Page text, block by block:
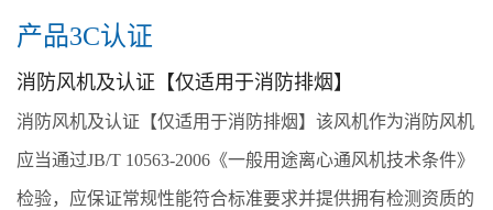
产品3C认证
消防风机及认证【仅适用于消防排烟】
消防风机及认证【仅适用于消防排烟】该风机作为消防风机
应当通过JB/T 10563-2006《一般用途离心通风机技术条件》
检验，应保证常规性能符合标准要求并提供拥有检测资质的